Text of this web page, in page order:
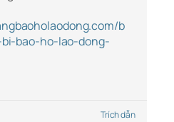
b
bao-ho-lao-dong-
Trích dẫn